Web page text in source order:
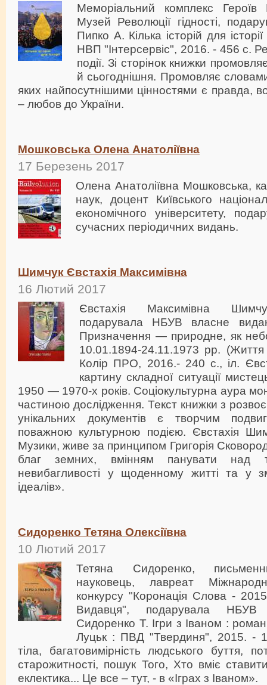
Меморіальний комплекс
Музей Революції гідності,
Пипко А. Кілька історій для
НВП "Інтерсервіс", 2016. - 456 с.
події. Зі сторінок книжки
й сьогоднішня. Промовляє
яких найпосутнішими цінностями є правда,
– любов до України.
Мошковська Олена Анатоліївна
17 Березень 2017
Олена Анатоліївна Мошковська,
наук, доцент Київського
економічного університету,
сучасних періодичних видань.
Шимчук Євстахія Максимівна
16 Лютий 2017
Євстахія Максимівна
подарувала НБУВ власне
Призначення — природне, як
10.01.1894-24.11.1973 рр. (Життя
Колір ПРО, 2016.- 240 с., іл.
картину складної ситуації
1950 — 1970-х років. Соціокультурна аура
частиною дослідження. Текст книжки з
унікальних документів є творчим
поважною культурною подією. Євстахія
Музики, живе за принципом Григорія
благ земних, вмінням панувати над
невибагливості у щоденному житті та у
ідеалів».
Сидоренко Тетяна Олексіївна
10 Лютий 2017
Тетяна Сидоренко,
науковець, лавреат
конкурсу "Коронація Слова -
Видавця", подарувала НБУВ
Сидоренко Т. Ігри з Іваном :
Луцьк : ПВД "Твердиня", 2015. -
тіла, багатовимірність людського буття,
старожитності, пошук Того, Хто вміє
еклектика... Це все – тут, - в «Іграх з Іваном».